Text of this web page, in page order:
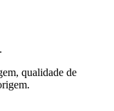
qualidade de